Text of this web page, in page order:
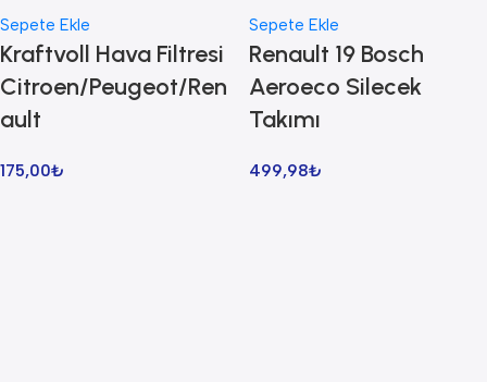
Sepete Ekle
Kraftvoll Hava Filtresi
Citroen/Peugeot/Ren
ault
175,00₺
Sepete Ekle
Renault 19 Bosch
Aeroeco Silecek
Takımı
499,98₺